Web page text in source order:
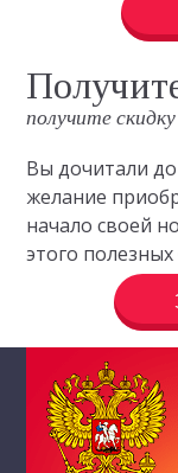
получите
Вы дочитали
желание
начало своей
этого